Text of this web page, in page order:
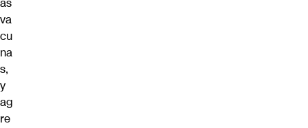
va
cu
na
s,
y
ag
re